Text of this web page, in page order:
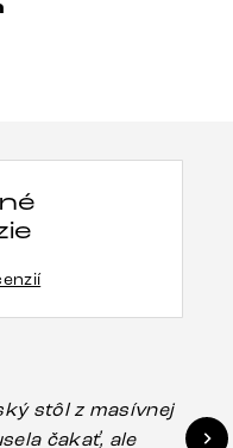
stôl z masívnej
čakať, ale